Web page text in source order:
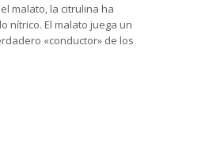
malato, la citrulina ha
nítrico. El malato juega un
«conductor» de los